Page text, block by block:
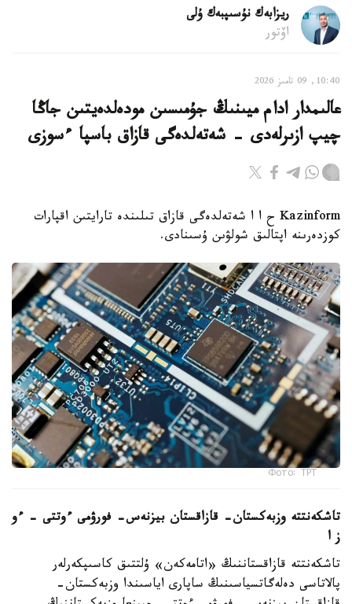
ريزابەك نۇسىپبەك ۇلى
اۆتور
10:40, 09 تامىز 2026
عالىمدار ادام ميىنىڭ جۇمىسىن مودەلدەيتىن جاڭا
چيپ ازىرلەدى - شەتەلدەگى قازاق باسپا ءسوزى
Kazinform ح ا ا شەتەلدەگى قازاق تىلىندە تارايتىن اقپارات
كوزدەرىنە اپتالىق شولۋىن ۇسىنادى.
Фото: ТРТ
تاشكەنتتە وزبەكستان- قازاقستان بيزنەس- فورۋمى ءوتتى – ءو
ز ا
تاشكەنتتە قازاقستاننىڭ «اتامەكەن» ۇلتتىق كاسىپكەرلەر
پالاتاسى دەلەگاتسياسىنىڭ ساپارى اياسىندا وزبەكستان-